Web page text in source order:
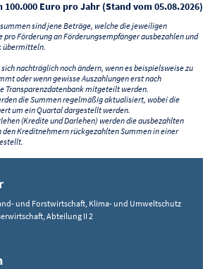
Euro pro Jahr (Stand vom 05.08.2026)
sind jene Beträge, welche die jeweiligen
Förderung an Förderungsempfänger ausbezahlen und
übermitteln.
nachträglich noch ändern, wenn es beispielsweise zu
oder wenn gewisse Auszahlungen erst nach
Transparenzdatenbank mitgeteilt werden.
die Summen regelmäßig aktualisiert, wobei die
um ein Quartal dargestellt werden.
(Kredite und Darlehen) werden die ausbezahlten
den Kreditnehmern rückgezahlten Summen in einer
und Forstwirtschaft, Klima- und Umweltschutz
Abteilung II 2